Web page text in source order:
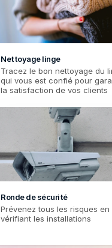
Nettoyage linge
Tracez le bon nettoyage du
qui vous est confié pour
la satisfaction de vos clients
Ronde de sécurité
Prévenez tous les risques en
vérifiant les installations